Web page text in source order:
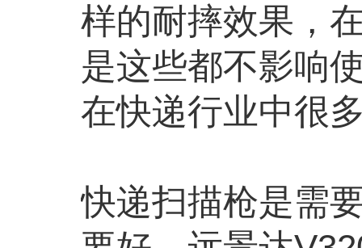
样的耐摔效果，
是这些都不影响
在快递行业中很
快递扫描枪是需